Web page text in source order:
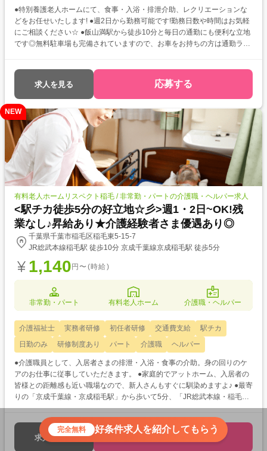
●特別養護老人ホームにて、食事・入浴・排泄介助、レクリエーションな
どをお任せいたします! ●週2日から勤務可能です!勤務日数や時間はお気軽
にご相談ください☆ ●飯山満駅から徒歩10分と毎日の通勤にも便利な立地
です◎無料駐車場も完備されていますので、お車をお持ちの方は通勤ラク
求人を見る 応募する
NEW
有料老人ホームリスペクト稲毛 / 非常勤・パートの介護職・ヘルパー求人
<駅チカ徒歩5分の好立地☆彡>週1・2日~OK!残
業なし♪昇給あり★介護経験者さま優遇あり◎
千葉県千葉市稲毛区稲毛東5-15-7
JR総武本線稲毛駅 徒歩10分 京成千葉線京成稲毛駅 徒歩5分
1,140 円〜(時給)
非常勤・パート 有料老人ホーム 介護職・ヘルパー
介護福祉士 実務者研修 初任者研修 交通費支給
駅チカ
日勤のみ
研修制度あり パート 介護職 ヘルパー
●介護職員として、入居者さまの排泄・入浴・食事の介助。身の回りのケ
アのお仕事に従事していただきます。 ●家庭的でアットホーム、入居者の
皆様との距離感も近い職場なので、新人さんもすぐに馴染めますよ♪ ●最寄
りの「京成千葉線・京成稲毛駅」から歩いて5分、「JR総武本線・稲毛
駅」からも10分とどちらの駅からも近くアクセス抜群です★
求人を見る 応募する
完全無料 好条件求人を紹介してもらう